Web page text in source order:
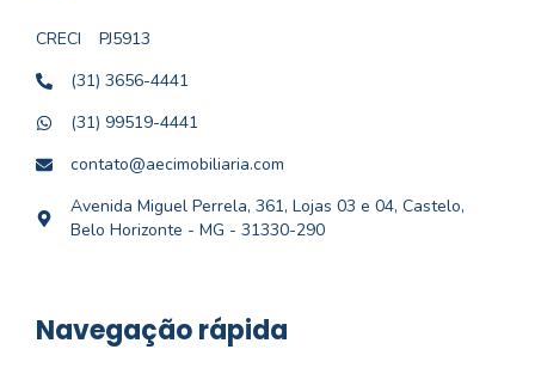
CRECI
PJ5913
(31) 3656-4441
(31) 99519-4441
contato@aecimobiliaria.com
Avenida Miguel Perrela, 361, Lojas 03 e 04, Castelo,
Belo Horizonte - MG - 31330-290
Navegação rápida